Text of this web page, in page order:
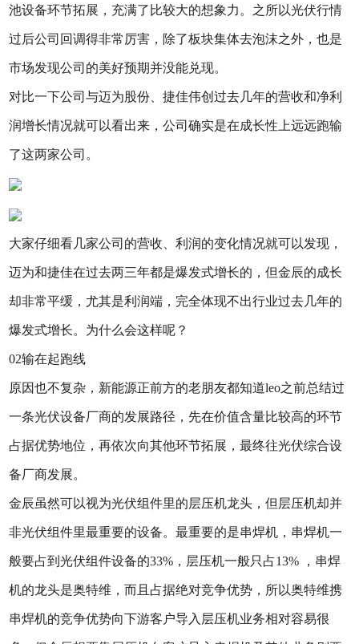
池设备环节拓展，充满了比较大的想象力。之所以光伏行情
过后公司回调得非常厉害，除了板块集体去泡沫之外，也是
市场发现公司的美好预期并没能兑现。
对比一下公司与迈为股份、捷佳伟创过去几年的营收和净利
润增长情况就可以看出来，公司确实是在成长性上远远跑输
了这两家公司。
大家仔细看几家公司的营收、利润的变化情况就可以发现，
迈为和捷佳在过去两三年都是爆发式增长的，但金辰的成长
却非常平缓，尤其是利润端，完全体现不出行业过去几年的
爆发式增长。为什么会这样呢？
02输在起跑线
原因也不复杂，新能源正前方的老朋友都知道leo之前总结过
一条光伏设备厂商的发展路径，先在价值含量比较高的环节
占据优势地位，再依次向其他环节拓展，最终往光伏综合设
备厂商发展。
金辰虽然可以视为光伏组件里的层压机龙头，但层压机却并
非光伏组件里最重要的设备。最重要的是串焊机，串焊机一
般要占到光伏组件设备的33%，层压机一般只占13% ，串焊
机的龙头是奥特维，而且占据绝对竞争优势，所以奥特维携
串焊机的竞争优势向下游客户导入层压机业务相对容易很